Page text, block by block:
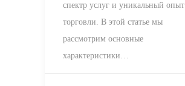
спектр услуг и уникальный опыт
торговли. В этой статье мы
рассмотрим основные
характеристики…